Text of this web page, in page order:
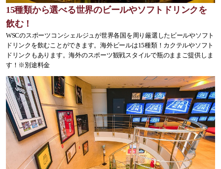
15種類から選べる世界のビールやソフトドリンクを
飲む！
WSCのスポーツコンシェルジュが世界各国を周り厳選したビールやソフト
ドリンクを飲むことができます。海外ビールは15種類！カクテルやソフト
ドリンクもあります。海外のスポーツ観戦スタイルで瓶のままご提供しま
す！※別途料金